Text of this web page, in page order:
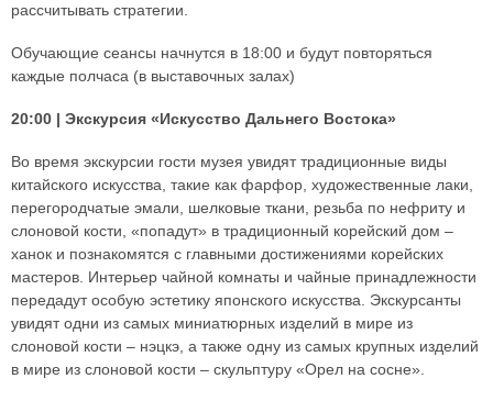
рассчитывать стратегии.
Обучающие сеансы начнутся в 18:00 и будут повторяться
каждые полчаса (в выставочных залах)
20:00 | Экскурсия «Искусство Дальнего Востока»
Во время экскурсии гости музея увидят традиционные виды
китайского искусства, такие как фарфор, художественные лаки,
перегородчатые эмали, шелковые ткани, резьба по нефриту и
слоновой кости, «попадут» в традиционный корейский дом –
ханок и познакомятся с главными достижениями корейских
мастеров. Интерьер чайной комнаты и чайные принадлежности
передадут особую эстетику японского искусства. Экскурсанты
увидят одни из самых миниатюрных изделий в мире из
слоновой кости – нэцкэ, а также одну из самых крупных изделий
в мире из слоновой кости – скульптуру «Орел на сосне».